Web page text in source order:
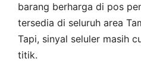
barang berharga di pos
tersedia di seluruh area
Tapi, sinyal seluler masih
titik.